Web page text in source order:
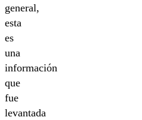
general,
esta
es
una
información
que
fue
levantada